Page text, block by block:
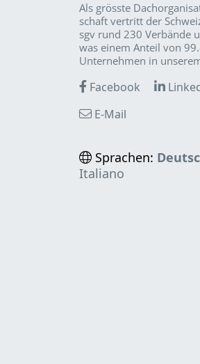
Als grösste
schaft vertritt der
sgv rund 230 Verbände
was einem Anteil von
Unternehmen in
Facebook
E-Mail
Sprachen:
Italiano